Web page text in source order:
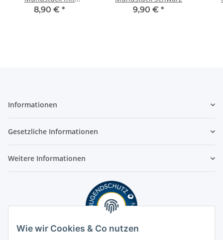
Wunschgravur
8,90 € *
9,90 € *
Informationen
Gesetzliche Informationen
Weitere Informationen
Wie wir Cookies & Co nutzen